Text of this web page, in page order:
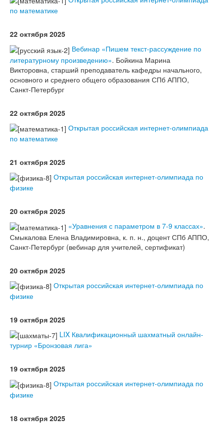
по математике
22 октября 2025
Вебинар «Пишем текст-рассуждение по
литературному произведению». Бойкина Марина
Викторовна, старший преподаватель кафедры начального,
основного и среднего общего образования СПб АППО,
Санкт-Петербург
22 октября 2025
Открытая российская интернет-олимпиада
по математике
21 октября 2025
Открытая российская интернет-олимпиада по
физике
20 октября 2025
«Уравнения с параметром в 7-9 классах».
Смыкалова Елена Владимировна, к. п. н., доцент СПб АППО,
Санкт-Петербург (вебинар для учителей, сертификат)
20 октября 2025
Открытая российская интернет-олимпиада по
физике
19 октября 2025
LIX Квалификационный шахматный онлайн-
турнир «Бронзовая лига»
19 октября 2025
Открытая российская интернет-олимпиада по
физике
18 октября 2025